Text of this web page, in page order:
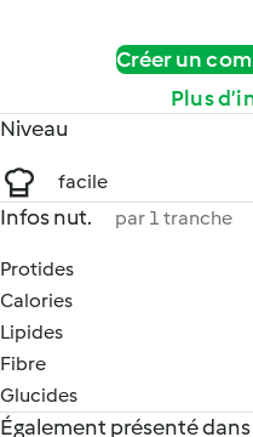
Créer un
Plus
Niveau
facile
Infos nut. par 1 tranche
Protides
Calories
Lipides
Fibre
Glucides
Également présenté dans